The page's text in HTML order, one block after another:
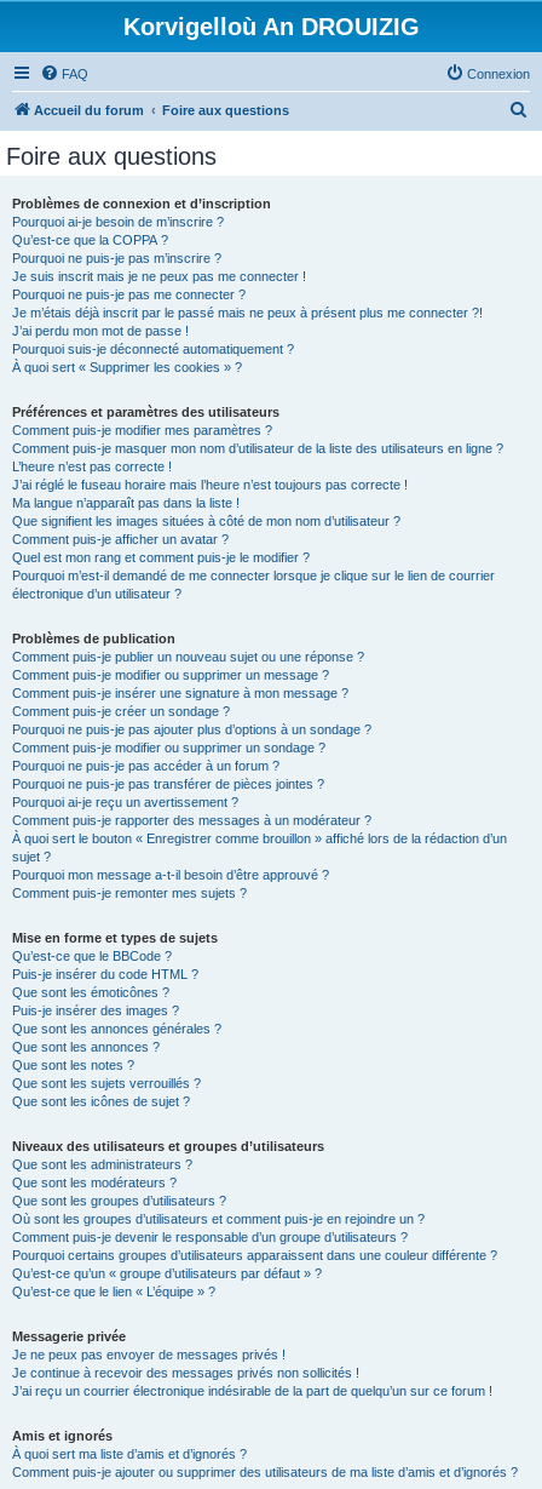
Korvigelloù An DROUIZIG
FAQ Connexion
Accueil du forum Foire aux questions
Foire aux questions
Problèmes de connexion et d’inscription
Pourquoi ai-je besoin de m’inscrire ?
Qu’est-ce que la COPPA ?
Pourquoi ne puis-je pas m’inscrire ?
Je suis inscrit mais je ne peux pas me connecter !
Pourquoi ne puis-je pas me connecter ?
Je m’étais déjà inscrit par le passé mais ne peux à présent plus me connecter ?!
J’ai perdu mon mot de passe !
Pourquoi suis-je déconnecté automatiquement ?
À quoi sert « Supprimer les cookies » ?
Préférences et paramètres des utilisateurs
Comment puis-je modifier mes paramètres ?
Comment puis-je masquer mon nom d’utilisateur de la liste des utilisateurs en ligne ?
L’heure n’est pas correcte !
J’ai réglé le fuseau horaire mais l’heure n’est toujours pas correcte !
Ma langue n’apparaît pas dans la liste !
Que signifient les images situées à côté de mon nom d’utilisateur ?
Comment puis-je afficher un avatar ?
Quel est mon rang et comment puis-je le modifier ?
Pourquoi m’est-il demandé de me connecter lorsque je clique sur le lien de courrier
électronique d’un utilisateur ?
Problèmes de publication
Comment puis-je publier un nouveau sujet ou une réponse ?
Comment puis-je modifier ou supprimer un message ?
Comment puis-je insérer une signature à mon message ?
Comment puis-je créer un sondage ?
Pourquoi ne puis-je pas ajouter plus d’options à un sondage ?
Comment puis-je modifier ou supprimer un sondage ?
Pourquoi ne puis-je pas accéder à un forum ?
Pourquoi ne puis-je pas transférer de pièces jointes ?
Pourquoi ai-je reçu un avertissement ?
Comment puis-je rapporter des messages à un modérateur ?
À quoi sert le bouton « Enregistrer comme brouillon » affiché lors de la rédaction d’un
sujet ?
Pourquoi mon message a-t-il besoin d’être approuvé ?
Comment puis-je remonter mes sujets ?
Mise en forme et types de sujets
Qu’est-ce que le BBCode ?
Puis-je insérer du code HTML ?
Que sont les émoticônes ?
Puis-je insérer des images ?
Que sont les annonces générales ?
Que sont les annonces ?
Que sont les notes ?
Que sont les sujets verrouillés ?
Que sont les icônes de sujet ?
Niveaux des utilisateurs et groupes d’utilisateurs
Que sont les administrateurs ?
Que sont les modérateurs ?
Que sont les groupes d’utilisateurs ?
Où sont les groupes d’utilisateurs et comment puis-je en rejoindre un ?
Comment puis-je devenir le responsable d’un groupe d’utilisateurs ?
Pourquoi certains groupes d’utilisateurs apparaissent dans une couleur différente ?
Qu’est-ce qu’un « groupe d’utilisateurs par défaut » ?
Qu’est-ce que le lien « L’équipe » ?
Messagerie privée
Je ne peux pas envoyer de messages privés !
Je continue à recevoir des messages privés non sollicités !
J’ai reçu un courrier électronique indésirable de la part de quelqu’un sur ce forum !
Amis et ignorés
À quoi sert ma liste d’amis et d’ignorés ?
Comment puis-je ajouter ou supprimer des utilisateurs de ma liste d’amis et d’ignorés ?